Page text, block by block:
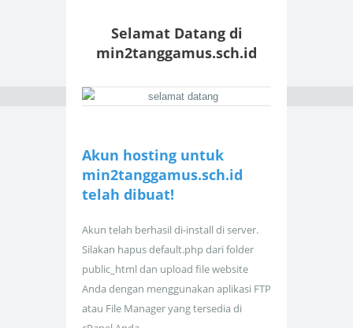
Selamat Datang di
min2tanggamus.sch.id
Akun hosting untuk
min2tanggamus.sch.id
telah dibuat!
Akun telah berhasil di-install di server.
Silakan hapus default.php dari folder
public_html dan upload file website
Anda dengan menggunakan aplikasi FTP
atau File Manager yang tersedia di